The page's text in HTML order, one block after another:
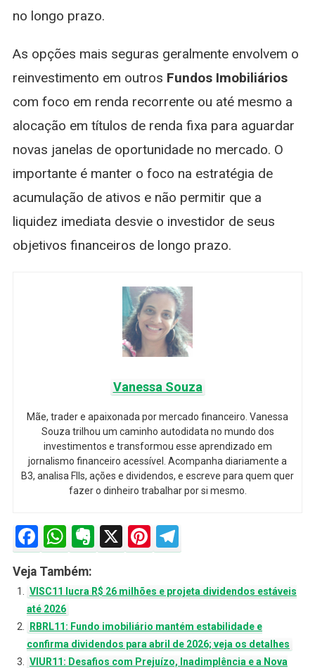
no longo prazo.
As opções mais seguras geralmente envolvem o
reinvestimento em outros Fundos Imobiliários
com foco em renda recorrente ou até mesmo a
alocação em títulos de renda fixa para aguardar
novas janelas de oportunidade no mercado. O
importante é manter o foco na estratégia de
acumulação de ativos e não permitir que a
liquidez imediata desvie o investidor de seus
objetivos financeiros de longo prazo.
Vanessa Souza
Mãe, trader e apaixonada por mercado financeiro. Vanessa
Souza trilhou um caminho autodidata no mundo dos
investimentos e transformou esse aprendizado em
jornalismo financeiro acessível. Acompanha diariamente a
B3, analisa FIIs, ações e dividendos, e escreve para quem quer
fazer o dinheiro trabalhar por si mesmo.
Facebook
WhatsApp
Evernote
X Pinterest
Veja Também:
VISC11 lucra R$ 26 milhões e projeta dividendos estáveis
até 2026
RBRL11: Fundo imobiliário mantém estabilidade e
confirma dividendos para abril de 2026; veja os detalhes
VIUR11: Desafios com Prejuízo, Inadimplência e a Nova